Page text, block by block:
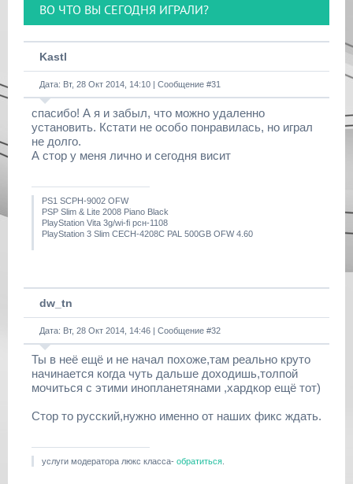
ВО ЧТО ВЫ СЕГОДНЯ ИГРАЛИ?
Kastl
Дата: Вт, 28 Окт 2014, 14:10 | Сообщение #31
спасибо! А я и забыл, что можно удаленно
установить. Кстати не особо понравилась, но играл
не долго.
А стор у меня лично и сегодня висит
PS1 SCPH-9002 OFW
PSP Slim & Lite 2008 Piano Black
PlayStation Vita 3g/wi-fi рсн-1108
PlayStation 3 Slim CECH-4208C PAL 500GB OFW 4.60
dw_tn
Дата: Вт, 28 Окт 2014, 14:46 | Сообщение #32
Ты в неё ещё и не начал похоже,там реально круто
начинается когда чуть дальше доходишь,толпой
мочиться с этими инопланетянами ,хардкор ещё тот)
Стор то русский,нужно именно от наших фикс ждать.
услуги модератора люкс класса- обратиться